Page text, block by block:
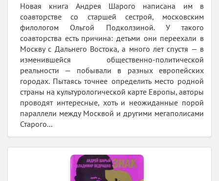
Новая книга Андрея Шарого написана им в
соавторстве со старшей сестрой, московским
филологом Ольгой Подколзиной. У такого
соавторства есть причина: детьми они переехали в
Москву с Дальнего Востока, а много лет спустя — в
изменившейся общественно-политической
реальности — побывали в разных европейских
городах. Пытаясь точнее определить место родной
страны на культурологической карте Европы, авторы
проводят интересные, хоть и неожиданные порой
параллели между Москвой и другими мегаполисами
Старого...